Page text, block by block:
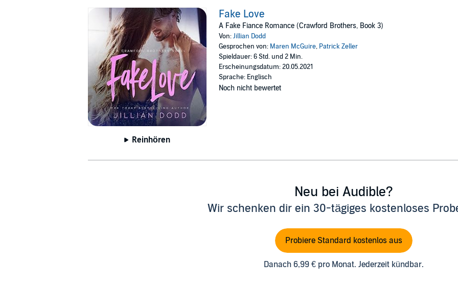
Reinhören
Fake Love
A Fake Fiance Romance (Crawford Brothers, Book 3)
Von:Jillian Dodd
Gesprochen von: Maren McGuire, Patrick Zeller
Spieldauer: 6 Std. und 2 Min.
Erscheinungsdatum: 20.05.2021
Sprache: Englisch
Noch nicht bewertet
Neu bei Audible?
Wir schenken dir ein 30-tägiges kostenloses
Probiere Standard kostenlos aus
Danach 6,99 € pro Monat. Jederzeit kündbar.